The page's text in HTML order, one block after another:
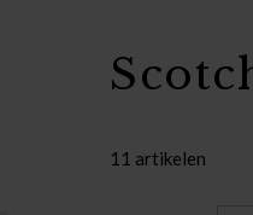
11 artikelen